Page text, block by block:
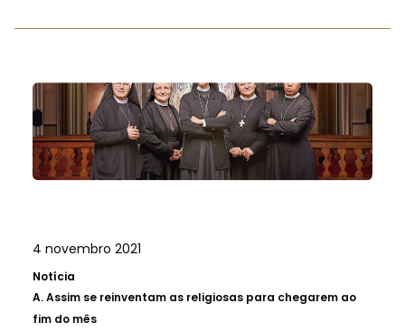
4 novembro 2021
Notícia
A.Assim se reinventam as religiosas para chegarem ao
fim do mês